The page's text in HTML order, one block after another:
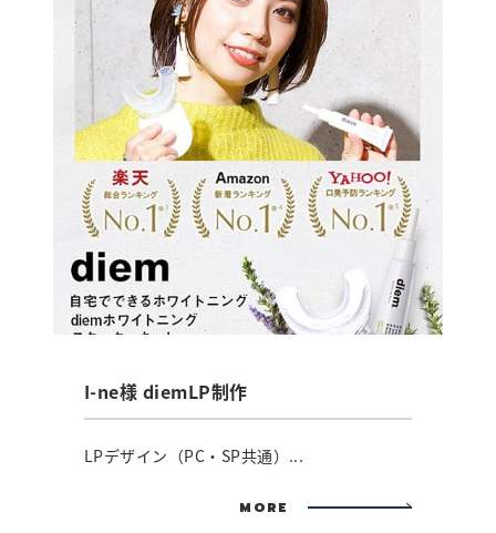
I-ne様 diemLP制作
LPデザイン（PC・SP共通）...
MORE